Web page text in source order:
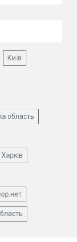
Київ
область
Харків